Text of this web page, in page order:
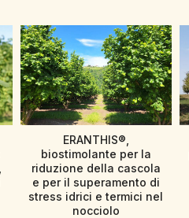
ERANTHIS®,
biostimolante per la
riduzione della cascola
e per il superamento di
stress idrici e termici nel
nocciolo